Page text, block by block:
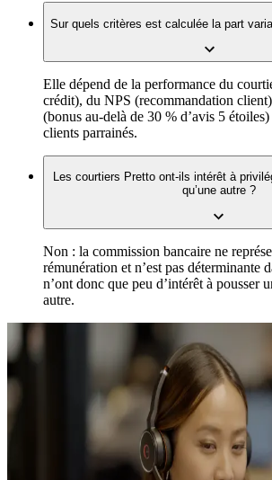
Sur quels critères est calculée la part
Elle dépend de la performance du
crédit), du NPS (recommandation
(bonus au-delà de 30 % d’avis 5
clients parrainés.
Les courtiers Pretto ont-ils intérêt à
qu’une autre ?
Non : la commission bancaire ne
rémunération et n’est pas déterminante
n’ont donc que peu d’intérêt à pousser
autre.